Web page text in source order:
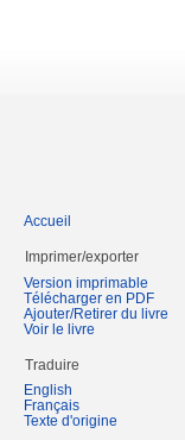
Accueil
Imprimer/exporter
Version imprimable
Télécharger en PDF
Ajouter/Retirer du livre
Voir le livre
Traduire
English
Français
Texte d'origine